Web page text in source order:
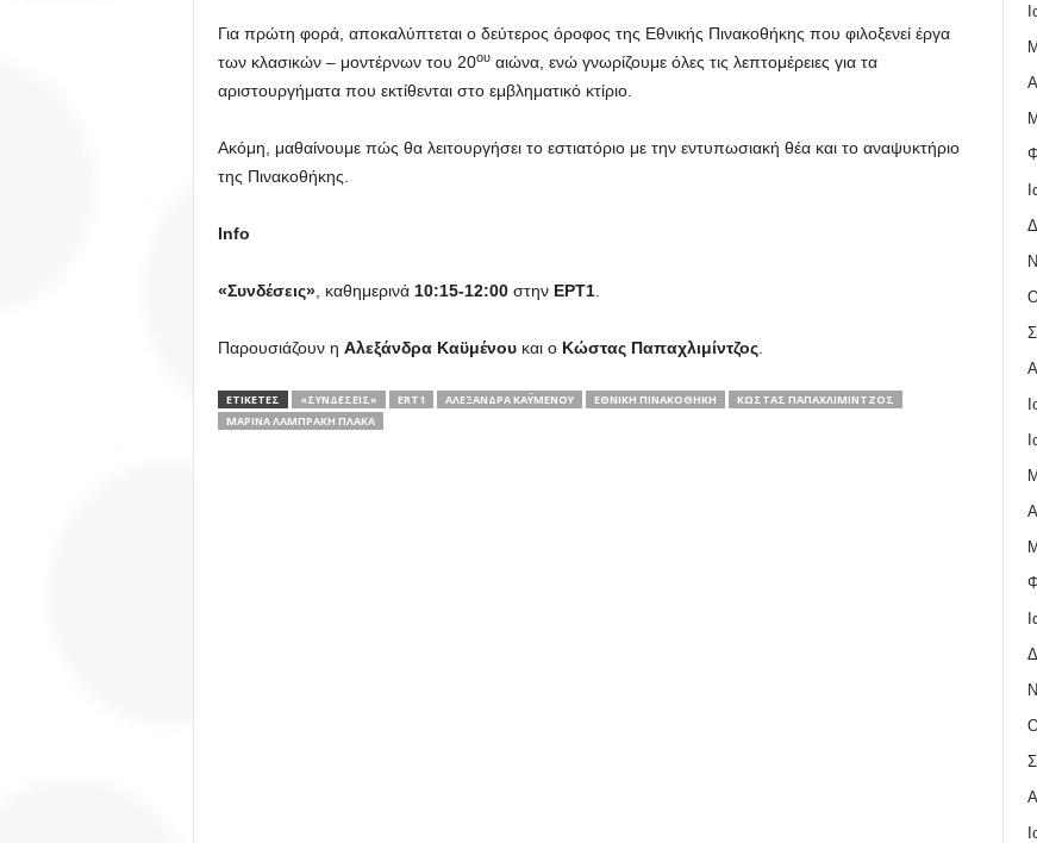
Για πρώτη φορά, αποκαλύπτεται ο δεύτερος όροφος της Εθνικής Πινακοθήκης που φιλοξενεί έργα
των κλασικών – μοντέρνων του 20ουαιώνα, ενώ γνωρίζουμε όλες τις λεπτομέρειες για τα
αριστουργήματα που εκτίθενται στο εμβληματικό κτίριο.
Ακόμη, μαθαίνουμε πώς θα λειτουργήσει το εστιατόριο με την εντυπωσιακή θέα και το αναψυκτήριο
της Πινακοθήκης.
Info
«Συνδέσεις», καθημερινά 10:15-12:00στην ΕΡΤ1.
Παρουσιάζουν η Αλεξάνδρα Καϋμένουκαι ο Κώστας Παπαχλιμίντζος.
ΕΤΙΚΕΤΕΣ «ΣΥΝΔΈΣΕΙΣ» ERT1 ΑΛΕΞΆΝΔΡΑ ΚΑΫΜΈΝΟΥ ΕΘΝΙΚΉ ΠΙΝΑΚΟΘΉΚΗ
ΚΏΣΤΑΣ ΠΑΠΑΧΛΙΜΊΝΤΖΟΣ
ΜΑΡΊΝΑ ΛΑΜΠΡΆΚΗ ΠΛΆΚΑ